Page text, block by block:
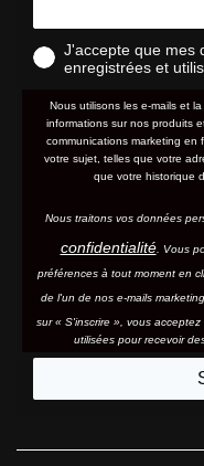
J'accepte que mes
enregistrées et
Nous utilisons les e-mails et
informations sur nos produits
communications marketing en
votre sujet, telles que votre
que votre historique
Nous traitons vos données
confidentialité. Vous
préférences à tout moment en
de l'un de nos e-mails
sur « S'inscrire », vous
utilisées pour recevoir